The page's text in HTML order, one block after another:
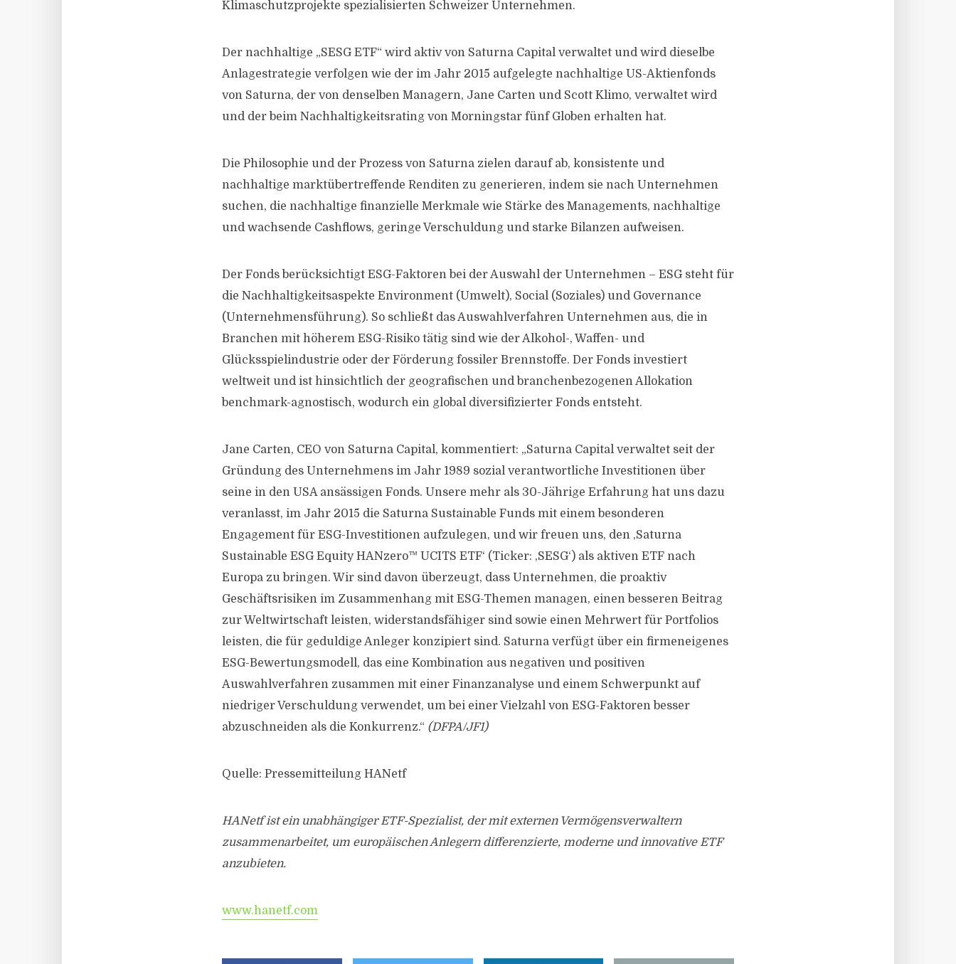
Klimaschutzprojekte spezialisierten Schweizer Unternehmen.
Der nachhaltige „SESG ETF“ wird aktiv von Saturna Capital verwaltet und wird dieselbe
Anlagestrategie verfolgen wie der im Jahr 2015 aufgelegte nachhaltige US-Aktienfonds
von Saturna, der von denselben Managern, Jane Carten und Scott Klimo, verwaltet wird
und der beim Nachhaltigkeitsrating von Morningstar fünf Globen erhalten hat.
Die Philosophie und der Prozess von Saturna zielen darauf ab, konsistente und
nachhaltige marktübertreffende Renditen zu generieren, indem sie nach Unternehmen
suchen, die nachhaltige finanzielle Merkmale wie Stärke des Managements, nachhaltige
und wachsende Cashflows, geringe Verschuldung und starke Bilanzen aufweisen.
Der Fonds berücksichtigt ESG-Faktoren bei der Auswahl der Unternehmen – ESG steht für
die Nachhaltigkeitsaspekte Environment (Umwelt), Social (Soziales) und Governance
(Unternehmensführung). So schließt das Auswahlverfahren Unternehmen aus, die in
Branchen mit höherem ESG-Risiko tätig sind wie der Alkohol-, Waffen- und
Glücksspielindustrie oder der Förderung fossiler Brennstoffe. Der Fonds investiert
weltweit und ist hinsichtlich der geografischen und branchenbezogenen Allokation
benchmark-agnostisch, wodurch ein global diversifizierter Fonds entsteht.
Jane Carten, CEO von Saturna Capital, kommentiert: „Saturna Capital verwaltet seit der
Gründung des Unternehmens im Jahr 1989 sozial verantwortliche Investitionen über
seine in den USA ansässigen Fonds. Unsere mehr als 30-Jährige Erfahrung hat uns dazu
veranlasst, im Jahr 2015 die Saturna Sustainable Funds mit einem besonderen
Engagement für ESG-Investitionen aufzulegen, und wir freuen uns, den ,Saturna
Sustainable ESG Equity HANzero™ UCITS ETF‘ (Ticker: ,SESG‘) als aktiven ETF nach
Europa zu bringen. Wir sind davon überzeugt, dass Unternehmen, die proaktiv
Geschäftsrisiken im Zusammenhang mit ESG-Themen managen, einen besseren Beitrag
zur Weltwirtschaft leisten, widerstandsfähiger sind sowie einen Mehrwert für Portfolios
leisten, die für geduldige Anleger konzipiert sind. Saturna verfügt über ein firmeneigenes
ESG-Bewertungsmodell, das eine Kombination aus negativen und positiven
Auswahlverfahren zusammen mit einer Finanzanalyse und einem Schwerpunkt auf
niedriger Verschuldung verwendet, um bei einer Vielzahl von ESG-Faktoren besser
abzuschneiden als die Konkurrenz.“ (DFPA/JF1)
Quelle: Pressemitteilung HANetf
HANetf ist ein unabhängiger ETF-Spezialist, der mit externen Vermögensverwaltern
zusammenarbeitet, um europäischen Anlegern differenzierte, moderne und innovative ETF
anzubieten.
www.hanetf.com